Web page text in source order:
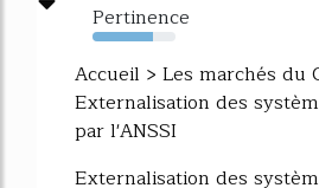
Pertinence
73%
Accueil > Les marchés du
Externalisation des
par l'ANSSI
Externalisation des